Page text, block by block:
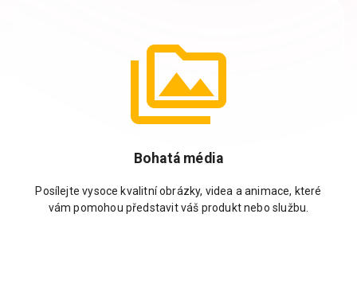
Bohatá média
Posílejte vysoce kvalitní obrázky, videa a animace, které
vám pomohou představit váš produkt nebo službu.